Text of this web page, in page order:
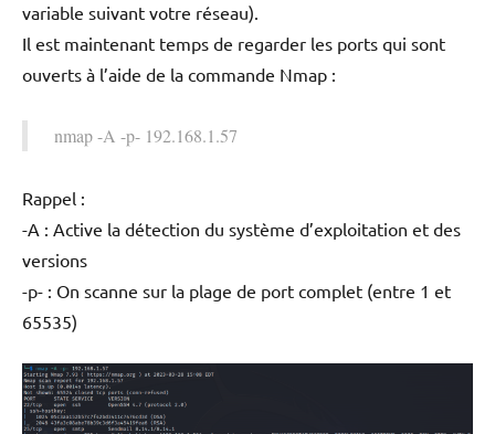
variable suivant votre réseau).
Il est maintenant temps de regarder les ports qui sont
ouverts à l’aide de la commande Nmap :
nmap -A -p- 192.168.1.57
Rappel :
-A : Active la détection du système d’exploitation et des
versions
-p- : On scanne sur la plage de port complet (entre 1 et
65535)